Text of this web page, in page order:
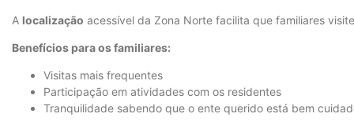
A localização acessível da Zona Norte facilita que familiares
Benefícios para os familiares:
Visitas mais frequentes
Participação em atividades com os residentes
Tranquilidade sabendo que o ente querido está bem